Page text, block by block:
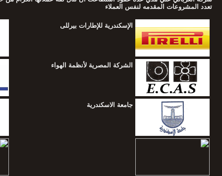
تعدد المشروعات المقدمه لنفس العملاء
الإسكندرية للإطارات بيرللى
الشركة المصرية لأنظمة الهواء
جامعة الاسكندرية